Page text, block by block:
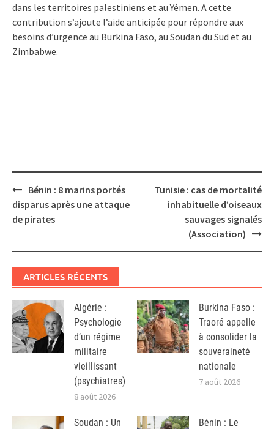
dans les territoires palestiniens et au Yémen. A cette
contribution s’ajoute l’aide anticipée pour répondre aux
besoins d’urgence au Burkina Faso, au Soudan du Sud et au
Zimbabwe.
Post
navigation
Bénin : 8 marins portés
disparus après une attaque
de pirates
Tunisie : cas de mortalité
inhabituelle d’oiseaux
sauvages signalés
(Association)
ARTICLES RÉCENTS
Algérie :
Psychologie
d’un régime
militaire
vieillissant
(psychiatres)
8 août 2026
Burkina Faso :
Traoré appelle
à consolider la
souveraineté
nationale
7 août 2026
Soudan : Un
Bénin : Le